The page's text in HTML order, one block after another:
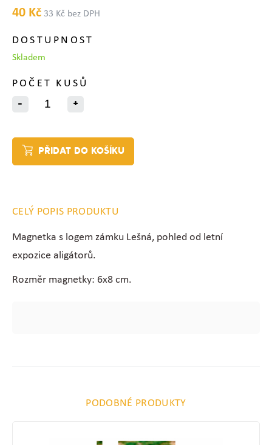
40 Kč 33 Kč bez DPH
DOSTUPNOST
Skladem
POČET KUSŮ
-
+
PŘIDAT DO KOŠÍKU
CELÝ POPIS PRODUKTU
Magnetka s logem zámku Lešná, pohled od letní
expozice aligátorů.
Rozměr magnetky: 6x8 cm.
PODOBNÉ PRODUKTY